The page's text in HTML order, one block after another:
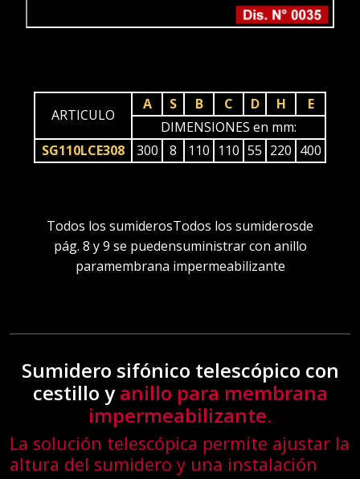
ARTICULO
A S B C D H
E
DIMENSIONES en mm:
SG110LCE308
300 8 110 110 55 220 400
Todos los sumiderosTodos los sumiderosde
pág. 8 y 9 se puedensuministrar con anillo
paramembrana impermeabilizante
Sumidero sifónico telescópico con
cestillo yanillo para membrana
impermeabilizante.
La solución telescópica permite ajustar la
altura del sumidero y una instalación